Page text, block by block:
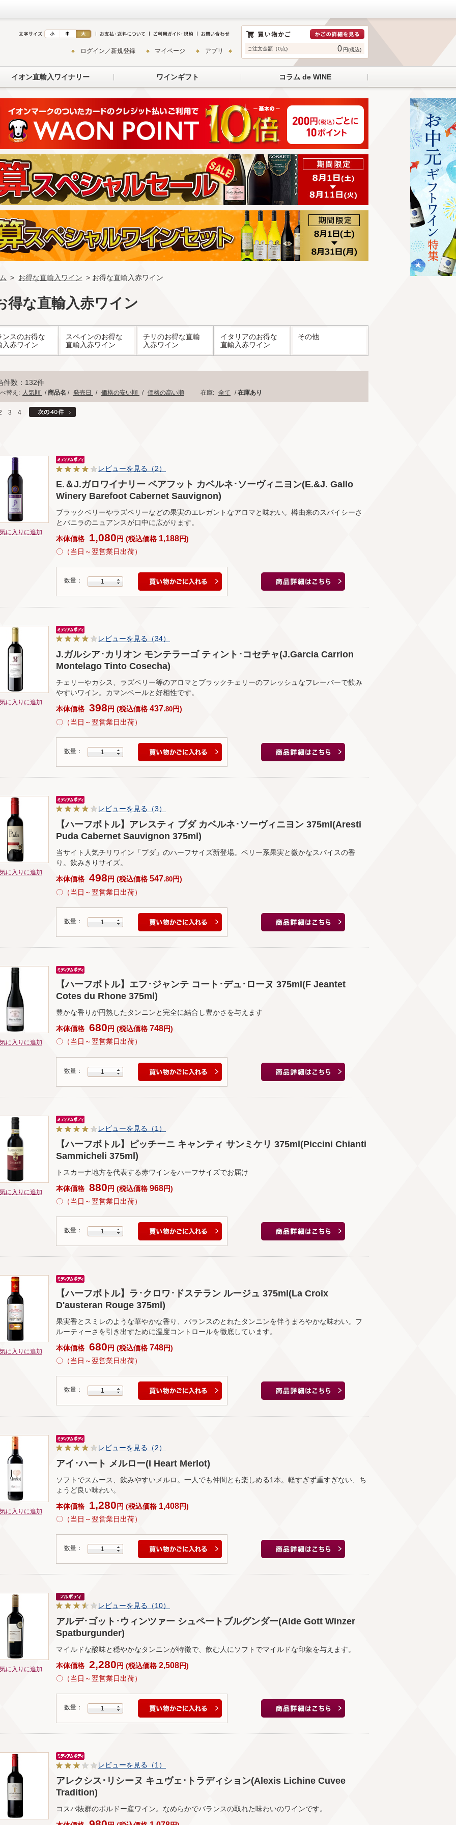
ご注文金額（0点) 0 円(税込)
ログイン／新規登録 マイページ アプリ
イオン直輸入ワイナリー ワインギフト コラム de WINE
> お得な直輸入ワイン > お得な直輸入赤ワイン
得な直輸入赤ワイン
ンスのお得な
入赤ワイン
スペインのお得な
直輸入赤ワイン
チリのお得な直輸
入赤ワイン
イタリアのお得な
直輸入赤ワイン
その他
件数：132件
替え: 人気順 /商品名 / 発売日 / 価格の安い順 / 価格の高い順 在庫: 全て /在庫あり
3 4
に入りに追加
レビューを見る（2）
E.＆J.ガロワイナリー ベアフット カベルネ･ソーヴィニヨン(E.&J. Gallo
Winery Barefoot Cabernet Sauvignon)
ブラックベリーやラズベリーなどの果実のエレガントなアロマと味わい。樽由来のスパイシーさ
とバニラのニュアンスが口中に広がります。
本体価格
1,080 円 (税込価格 1,188円)
〇（当日～翌営業日出荷）
数量： 1
に入りに追加
レビューを見る（34）
J.ガルシア･カリオン モンテラーゴ ティント･コセチャ(J.Garcia Carrion
Montelago Tinto Cosecha)
チェリーやカシス、ラズベリー等のアロマとブラックチェリーのフレッシュなフレーバーで飲み
やすいワイン。カマンベールと好相性です。
本体価格 398円 (税込価格 437.80円)
〇（当日～翌営業日出荷）
数量： 1
に入りに追加
レビューを見る（3）
【ハーフボトル】アレスティ プダ カベルネ･ソーヴィニヨン 375ml(Aresti
Puda Cabernet Sauvignon 375ml)
当サイト人気チリワイン「プダ」のハーフサイズ新登場。ベリー系果実と微かなスパイスの香
り。飲みきりサイズ。
本体価格 498 円 (税込価格 547.80 円)
〇（当日～翌営業日出荷）
数量： 1
に入りに追加
【ハーフボトル】エフ･ジャンテ コート･デュ･ローヌ 375ml(F Jeantet
Cotes du Rhone 375ml)
豊かな香りが円熟したタンニンと完全に結合し豊かさを与えます
本体価格 680 円 (税込価格 748円)
〇（当日～翌営業日出荷）
数量： 1
に入りに追加
レビューを見る（1）
【ハーフボトル】ピッチーニ キャンティ サンミケリ 375ml(Piccini Chianti
Sammicheli 375ml)
トスカーナ地方を代表する赤ワインをハーフサイズでお届け
本体価格 880 円 (税込価格 968円)
〇（当日～翌営業日出荷）
数量： 1
に入りに追加
【ハーフボトル】ラ･クロワ･ドステラン ルージュ 375ml(La Croix
D'austeran Rouge 375ml)
果実香とスミレのような華やかな香り、バランスのとれたタンニンを伴うまろやかな味わい。フ
ルーティーさを引き出すために温度コントロールを徹底しています。
本体価格 680 円 (税込価格748円)
〇（当日～翌営業日出荷）
数量： 1
に入りに追加
レビューを見る（2）
アイ･ハート メルロー(I Heart Merlot)
ソフトでスムース、飲みやすいメルロ。一人でも仲間とも楽しめる1本。軽すぎず重すぎない、ち
ょうど良い味わい。
本体価格 1,280円 (税込価格 1,408円)
〇（当日～翌営業日出荷）
数量： 1
に入りに追加
レビューを見る（10）
アルデ･ゴット･ウィンツァー シュペートブルグンダー(Alde Gott Winzer
Spatburgunder)
マイルドな酸味と穏やかなタンニンが特徴で、飲む人にソフトでマイルドな印象を与えます。
本体価格 2,280 円 (税込価格 2,508円)
〇（当日～翌営業日出荷）
数量： 1
レビューを見る（1）
アレクシス･リシーヌ キュヴェ･トラディション(Alexis Lichine Cuvee
Tradition)
コスパ抜群のボルドー産ワイン。なめらかでバランスの取れた味わいのワインです。